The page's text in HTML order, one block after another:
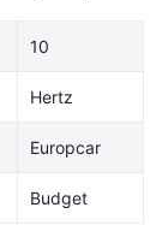
10
Hertz
Europcar
Budget